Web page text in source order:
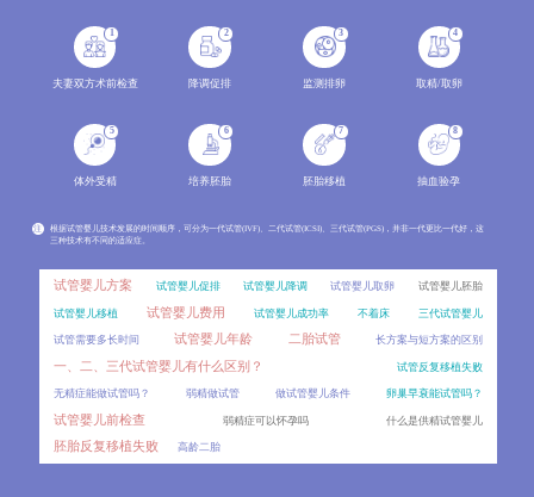
2026-08
取卵后移植前为什么要做这些检查？
局麻取卵真的能忍受吗？
2026-08
2026-08
30岁试管移植双胚胎，成功率提升的同时风险有多大？
30岁试管患者选择双胚胎移植，往往看重其较高的成功率，却容易忽略背后的风险。对比单双胚胎移植的成
05
2026-08
高龄试管产后恢复慢，是试管的问题还是年龄的问题？
1
夫妻双方术前检查
2
降调促排
3
监测排卵
4
取精/取卵
5
体外受精
6
培养胚胎
7
胚胎移植
8
抽血验孕
注
根据试管婴儿技术发展的时间顺序，可分为一代试管(IVF)、二代试管(ICSI)、三代试管(PGS)，并非一代更比一代好，这
三种技术有不同的适应症。
试管婴儿方案 试管婴儿促排 试管婴儿降调 试管婴儿取卵 试管婴儿胚胎
试管婴儿移植 试管婴儿费用 试管婴儿成功率 不着床 三代试管婴儿
试管需要多长时间 试管婴儿年龄 二胎试管 长方案与短方案的区别
一、二、三代试管婴儿有什么区别？ 试管反复移植失败
无精症能做试管吗？ 弱精做试管 做试管婴儿条件 卵巢早衰能试管吗？
试管婴儿前检查 弱精症可以怀孕吗 什么是供精试管婴儿
胚胎反复移植失败 高龄二胎